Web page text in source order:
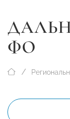
ФО